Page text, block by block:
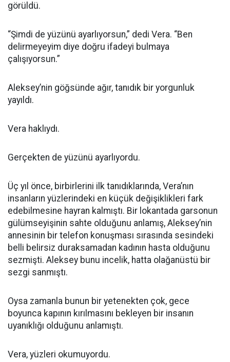
görüldü.
“Şimdi de yüzünü ayarlıyorsun,” dedi Vera. “Ben
delirmeyeyim diye doğru ifadeyi bulmaya
çalışıyorsun.”
Aleksey’nin göğsünde ağır, tanıdık bir yorgunluk
yayıldı.
Vera haklıydı.
Gerçekten de yüzünü ayarlıyordu.
Üç yıl önce, birbirlerini ilk tanıdıklarında, Vera’nın
insanların yüzlerindeki en küçük değişiklikleri fark
edebilmesine hayran kalmıştı. Bir lokantada garsonun
gülümseyişinin sahte olduğunu anlamış, Aleksey’nin
annesinin bir telefon konuşması sırasında sesindeki
belli belirsiz duraksamadan kadının hasta olduğunu
sezmişti. Aleksey bunu incelik, hatta olağanüstü bir
sezgi sanmıştı.
Oysa zamanla bunun bir yetenekten çok, gece
boyunca kapının kırılmasını bekleyen bir insanın
uyanıklığı olduğunu anlamıştı.
Vera, yüzleri okumuyordu.